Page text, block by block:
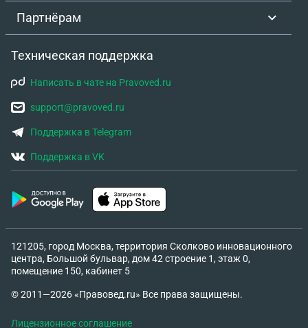
Партнёрам
Техническая поддержка
Написать в чате на Pravoved.ru
support@pravoved.ru
Поддержка в Telegram
Поддержка в VK
121205, город Москва, территория Сколково инновационного
центра, Большой бульвар, дом 42 строение 1, этаж 0,
помещение 150, кабинет 5
© 2011—2026 «Правовед.ru» Все права защищены.
Лицензионное соглашение